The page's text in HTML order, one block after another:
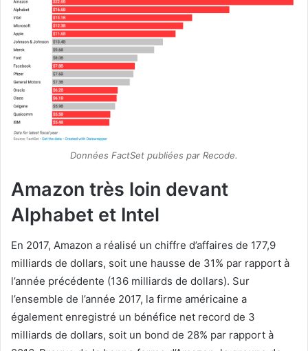
Données FactSet publiées par Recode.
Amazon très loin devant
Alphabet et Intel
En 2017, Amazon a réalisé un chiffre d’affaires de 177,9
milliards de dollars, soit une hausse de 31% par rapport à
l’année précédente (136 milliards de dollars). Sur
l’ensemble de l’année 2017, la firme américaine a
également enregistré un bénéfice net record de 3
milliards de dollars, soit un bond de 28% par rapport à